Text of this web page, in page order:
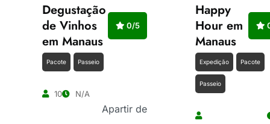
Degustação
de Vinhos
em Manaus
0/5
Pacote Passeio
10 N/A
Apartir de
Happy
Hour em
Manaus
Expedição Pacote
Passeio